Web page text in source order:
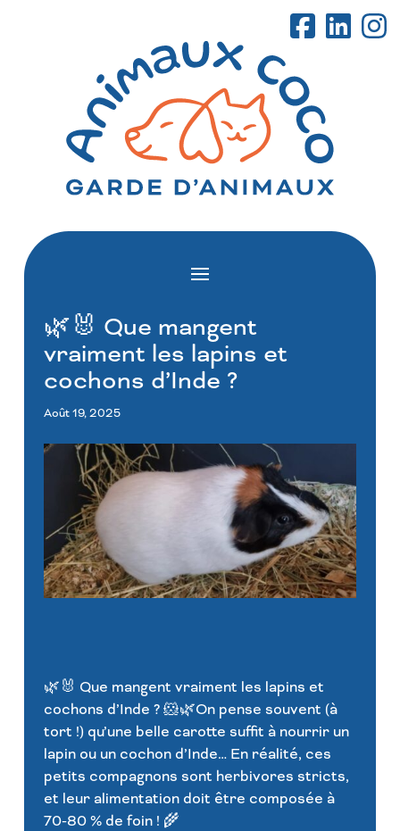
🌿🐰 Que mangent
vraiment les lapins et
cochons d’Inde ?
Août 19, 2025
🌿🐰 Que mangent vraiment les lapins et
cochons d’Inde ? 🐹🌿On pense souvent (à
tort !) qu’une belle carotte suffit à nourrir un
lapin ou un cochon d’Inde… En réalité, ces
petits compagnons sont herbivores stricts,
et leur alimentation doit être composée à
70-80 % de foin ! 🌾